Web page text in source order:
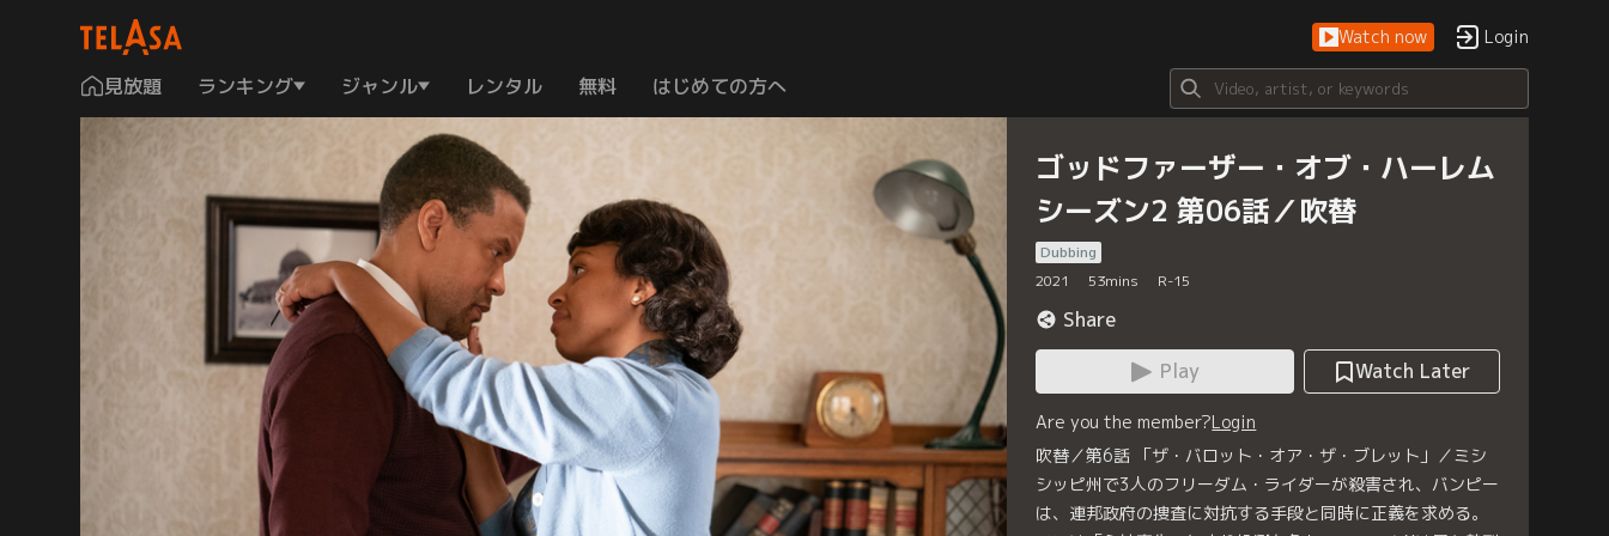
Watch now Login
見放題 ランキング ジャンル レンタル 無料 はじめての方へ
ゴッドファーザー・オブ・ハーレム
シーズン2 第06話／吹替
Dubbing
2021
53mins R-15
Share
Play
Watch Later
Are you the member?Login
吹替／第6話 「ザ・バロット・オア・ザ・ブレット」／ミシ
シッピ州で3人のフリーダム・ライダーが殺害され、バンピー
は、連邦政府の捜査に対抗する手段と同時に正義を求める。